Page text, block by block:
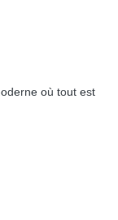
où tout est